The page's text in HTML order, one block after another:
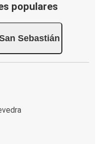
populares
Sebastián